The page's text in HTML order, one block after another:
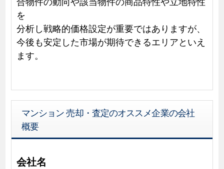
を
分析し戦略的価格設定が重要ではありますが、
今後も安定した市場が期待できるエリアといえ
ます。
マンション 売却・査定のオススメ企業の会社
概要
会社名